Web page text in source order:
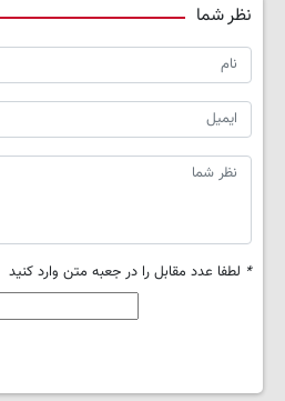
نظر شما
* لطفا عدد مقابل را در جعبه متن وارد کنید